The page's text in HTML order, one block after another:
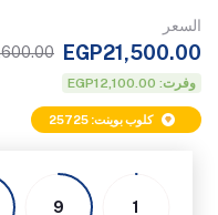
السعر
EGP21,500.00
وفرت: EGP12,100.00
كلوب بوينت: 25725
1
9